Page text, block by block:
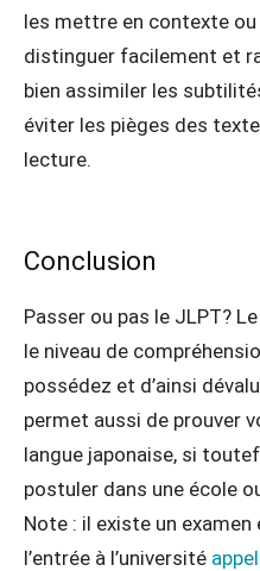
les mettre en contexte
distinguer facilement et
bien assimiler les
éviter les pièges des
lecture.
Conclusion
Passer ou pas le JLPT?
le niveau de
possédez et d’ainsi
permet aussi de prouver
langue japonaise, si
postuler dans une école
Note : il existe un
l’entrée à l’université